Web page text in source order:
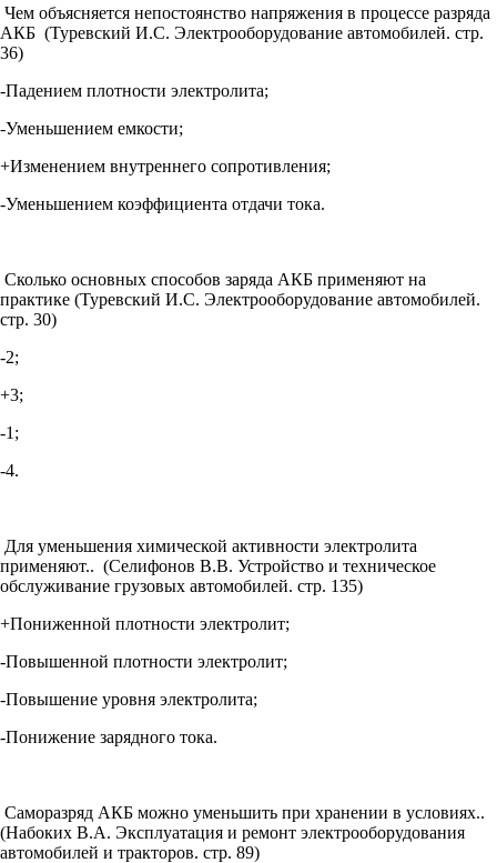
Чем объясняется непостоянство напряжения в процессе разряда
АКБ (Туревский И.С. Электрооборудование автомобилей. стр.
36)
-Падением плотности электролита;
-Уменьшением емкости;
+Изменением внутреннего сопротивления;
-Уменьшением коэффициента отдачи тока.
Сколько основных способов заряда АКБ применяют на
практике (Туревский И.С. Электрооборудование автомобилей.
стр. 30)
-2;
+3;
-1;
-4.
Для уменьшения химической активности электролита
применяют.. (Селифонов В.В. Устройство и техническое
обслуживание грузовых автомобилей. стр. 135)
+Пониженной плотности электролит;
-Повышенной плотности электролит;
-Повышение уровня электролита;
-Понижение зарядного тока.
Саморазряд АКБ можно уменьшить при хранении в условиях..
(Набоких В.А. Эксплуатация и ремонт электрооборудования
автомобилей и тракторов. стр. 89)